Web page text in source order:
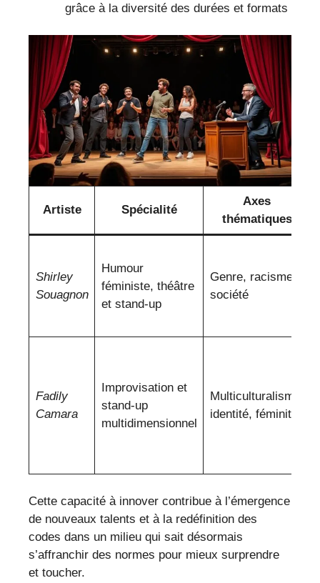
grâce à la diversité des durées et formats
Artiste Spécialité
Axes
thématiques
Shirley
Souagnon
Humour
féministe, théâtre
et stand-up
Genre, racisme,
société
Fadily
Camara
Improvisation et
stand-up
multidimensionnel
Multiculturalisme,
identité, féminité
Cette capacité à innover contribue à l’émergence
de nouveaux talents et à la redéfinition des
codes dans un milieu qui sait désormais
s’affranchir des normes pour mieux surprendre
et toucher.